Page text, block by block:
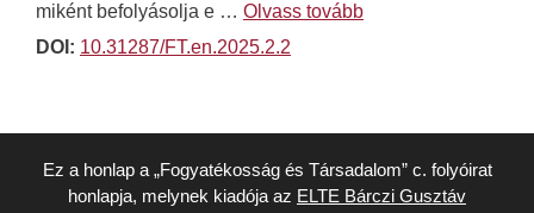
miként befolyásolja e … Olvass tovább
DOI: 10.31287/FT.en.2025.2.2
Ez a honlap a „Fogyatékosság és Társadalom” c. folyóirat
honlapja, melynek kiadója az ELTE Bárczi Gusztáv